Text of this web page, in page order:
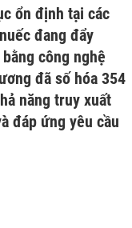
ổn định tại các
đang đẩy
công nghệ
đã số hóa 354
năng truy xuất
đáp ứng yêu cầu